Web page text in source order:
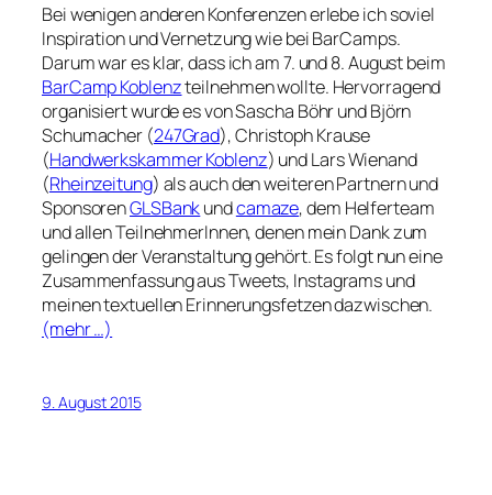
Bei wenigen anderen Konferenzen erlebe ich soviel
Inspiration und Vernetzung wie bei BarCamps.
Darum war es klar, dass ich am 7. und 8. August beim
BarCamp Koblenzteilnehmen wollte. Hervorragend
organisiert wurde es von Sascha Böhr und Björn
Schumacher (247Grad), Christoph Krause
(Handwerkskammer Koblenz) und Lars Wienand
(Rheinzeitung) als auch den weiteren Partnern und
SponsorenGLSBankundcamaze, dem Helferteam
und allen TeilnehmerInnen, denen mein Dank zum
gelingen der Veranstaltung gehört. Es folgt nun eine
Zusammenfassung aus Tweets, Instagrams und
meinen textuellen Erinnerungsfetzen dazwischen.
(mehr …)
9. August 2015